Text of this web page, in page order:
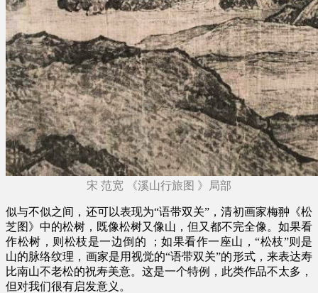
宋 范宽 《溪山行旅图 》局部
似与不似之间，还可以表现为“语带双关”，清初画家梅翀《松
芝图》中的松树，既像松树又像山，但又都不完全像。如果看
作松树，则松枝是一边倒的 ；如果看作一座山，“松枝”则是
山的脉络纹理，画家是用视觉的“语带双关”的形式，来表达寿
比南山不老松的祝寿美意。这是一个特例，此类作品不太多，
但对我们很有启发意义。